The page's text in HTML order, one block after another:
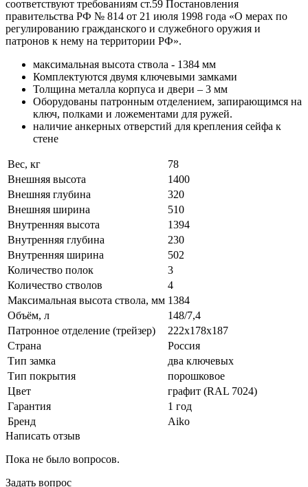
соответствуют требованиям ст.59 Постановления
правительства РФ № 814 от 21 июля 1998 года «О мерах по
регулированию гражданского и служебного оружия и
патронов к нему на территории РФ».
максимальная высота ствола - 1384 мм
Комплектуются двумя ключевыми замками
Толщина металла корпуса и двери – 3 мм
Оборудованы патронным отделением, запирающимся на
ключ, полками и ложементами для ружей.
наличие анкерных отверстий для крепления сейфа к
стене
Вес, кг
78
Внешняя высота
1400
Внешняя глубина
320
Внешняя ширина
510
Внутренняя высота
1394
Внутренняя глубина
230
Внутренняя ширина
502
Количество полок
3
Количество стволов
4
Максимальная высота ствола, мм 1384
Объём, л
148/7,4
Патронное отделение (трейзер)
222x178x187
Страна
Россия
Тип замка
два ключевых
Тип покрытия
порошковое
Цвет
графит (RAL 7024)
Гарантия
1 год
Бренд
Aiko
Написать отзыв
Пока не было вопросов.
Задать вопрос